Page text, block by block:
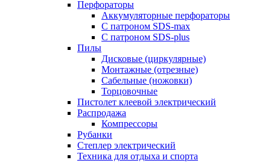
Перфораторы
Аккумуляторные перфораторы
С патроном SDS-max
С патроном SDS-plus
Пилы
Дисковые (циркулярные)
Монтажные (отрезные)
Сабельные (ножовки)
Торцовочные
Пистолет клеевой электрический
Распродажа
Компрессоры
Рубанки
Степлер электрический
Техника для отдыха и спорта